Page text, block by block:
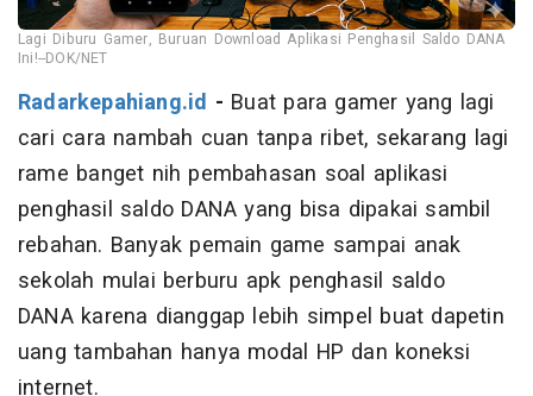
Lagi Diburu Gamer, Buruan Download Aplikasi Penghasil Saldo DANA
Ini!--DOK/NET
Radarkepahiang.id - Buat para gamer yang lagi
cari cara nambah cuan tanpa ribet, sekarang lagi
rame banget nih pembahasan soal aplikasi
penghasil saldo DANA yang bisa dipakai sambil
rebahan. Banyak pemain game sampai anak
sekolah mulai berburu apk penghasil saldo
DANA karena dianggap lebih simpel buat dapetin
uang tambahan hanya modal HP dan koneksi
internet.